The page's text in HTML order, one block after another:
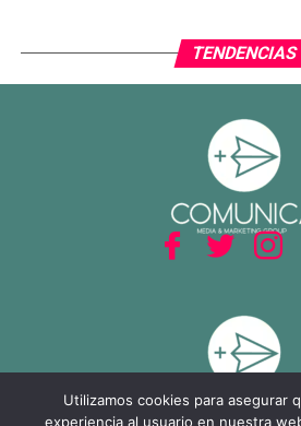
Con este resultado, México no solo
que también deja atrás una larga
partidos decisivos, ilusionando a su
que combina orden, intensidad y
TENDENCIAS
Utilizamos cookies para asegurar
experiencia al usuario en nuestra